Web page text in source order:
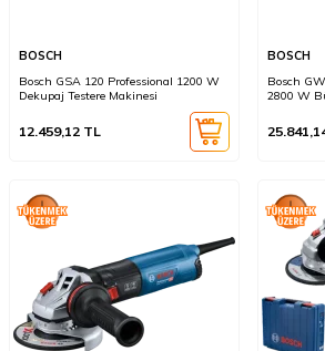
BOSCH
Bosch GSA 120 Professional 1200 W
Dekupaj Testere Makinesi
12.459,12 TL
BOSCH
Bosch
2800 W